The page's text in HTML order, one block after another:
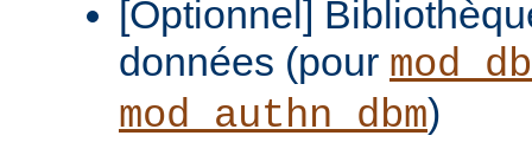
[Optionnel]
données (pour
mod_authn_dbm)